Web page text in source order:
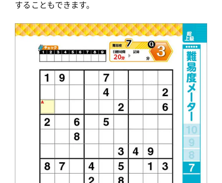
することもできます。